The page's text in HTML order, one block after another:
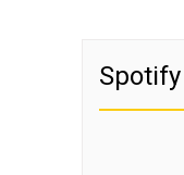
Spotify